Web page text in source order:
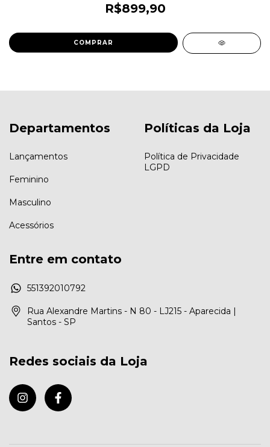
R$899,90
COMPRAR
Departamentos
Lançamentos
Feminino
Masculino
Acessórios
Políticas da Loja
Política de Privacidade
LGPD
Entre em contato
551392010792
Rua Alexandre Martins - N 80 - LJ215 - Aparecida |
Santos - SP
Redes sociais da Loja